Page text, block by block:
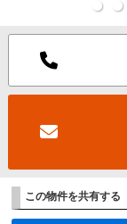
この物件を共有する